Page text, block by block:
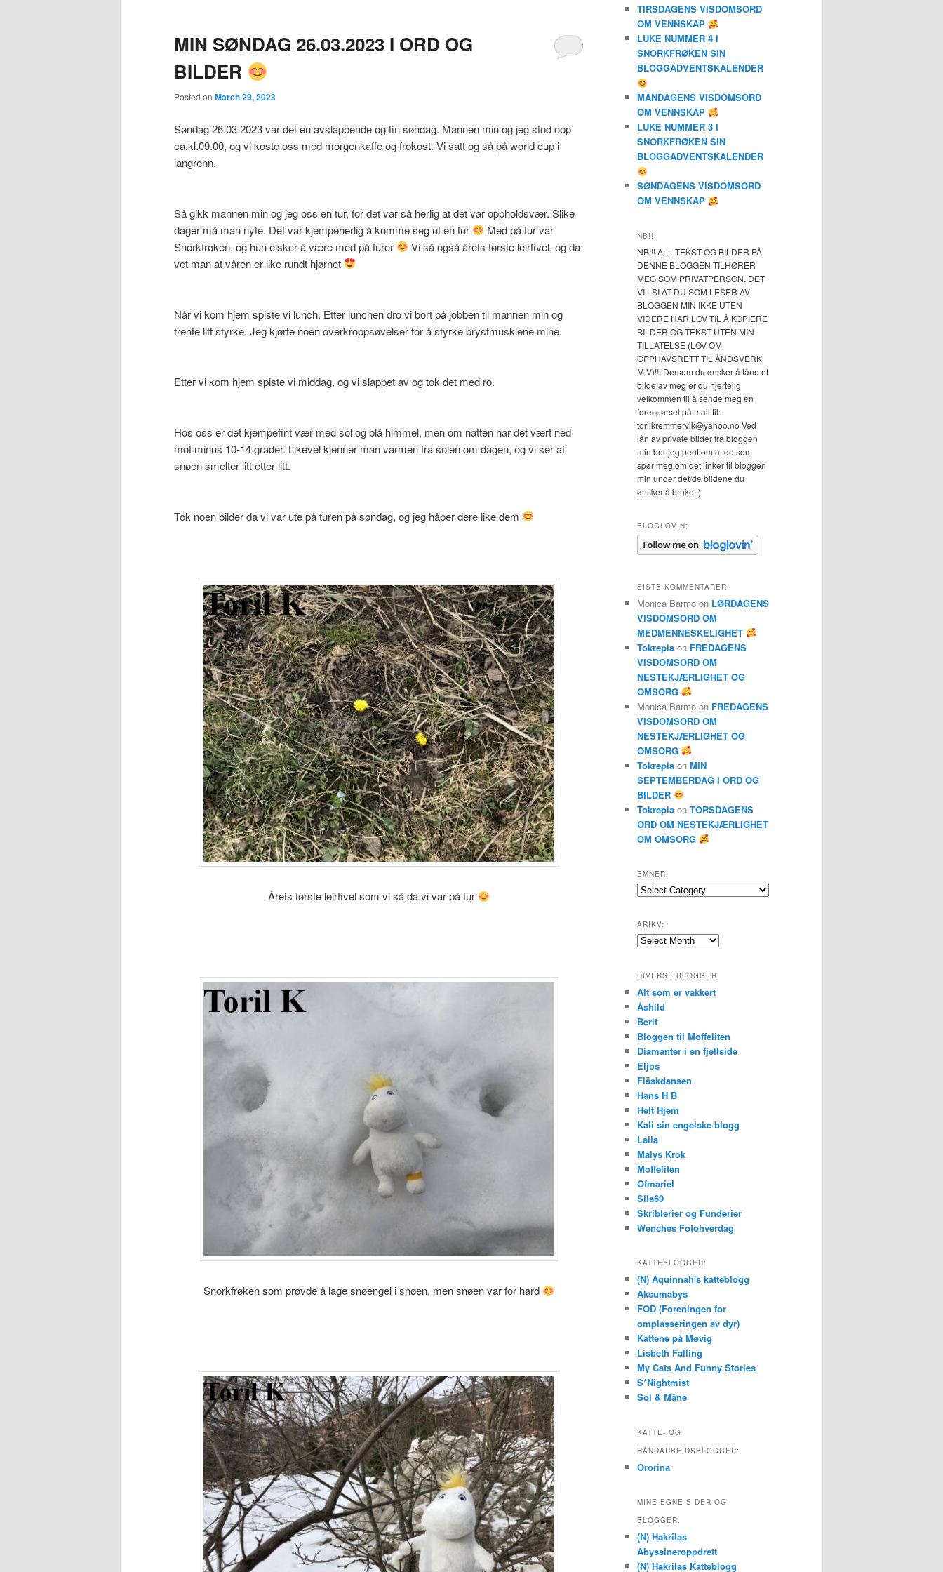
MIN SØNDAG 26.03.2023 I ORD OG
BILDER
Posted on March 29, 2023
Søndag 26.03.2023 var det en avslappende og fin søndag. Mannen min og jeg stod opp
ca.kl.09.00, og vi koste oss med morgenkaffe og frokost. Vi satt og så på world cup i
langrenn.
Så gikk mannen min og jeg oss en tur, for det var så herlig at det var oppholdsvær. Slike
dager må man nyte. Det var kjempeherlig å komme seg ut en tur
Med på tur var
Snorkfrøken, og hun elsker å være med på turer
Vi så også årets første leirfivel, og da
vet man at våren er like rundt hjørnet
Når vi kom hjem spiste vi lunch. Etter lunchen dro vi bort på jobben til mannen min og
trente litt styrke. Jeg kjørte noen overkroppsøvelser for å styrke brystmusklene mine.
Etter vi kom hjem spiste vi middag, og vi slappet av og tok det med ro.
Hos oss er det kjempefint vær med sol og blå himmel, men om natten har det vært ned
mot minus 10-14 grader. Likevel kjenner man varmen fra solen om dagen, og vi ser at
snøen smelter litt etter litt.
Tok noen bilder da vi var ute på turen på søndag, og jeg håper dere like dem
Årets første leirfivel som vi så da vi var på tur
Snorkfrøken som prøvde å lage snøengel i snøen, men snøen var for hard
TIRSDAGENS VISDOMSORD
OM VENNSKAP
LUKE NUMMER 4 I
SNORKFRØKEN SIN
BLOGGADVENTSKALENDER
MANDAGENS VISDOMSORD
OM VENNSKAP
LUKE NUMMER 3 I
SNORKFRØKEN SIN
BLOGGADVENTSKALENDER
SØNDAGENS VISDOMSORD
OM VENNSKAP
NB!!!
NB!!! ALL TEKST OG BILDER PÅ
DENNE BLOGGEN TILHØRER
MEG SOM PRIVATPERSON. DET
VIL SI AT DU SOM LESER AV
BLOGGEN MIN IKKE UTEN
VIDERE HAR LOV TIL Å KOPIERE
BILDER OG TEKST UTEN MIN
TILLATELSE (LOV OM
OPPHAVSRETT TIL ÅNDSVERK
M.V)!!! Dersom du ønsker å låne et
bilde av meg er du hjertelig
velkommen til å sende meg en
forespørsel på mail til:
torilkremmervik@yahoo.no Ved
lån av private bilder fra bloggen
min ber jeg pent om at de som
spør meg om det linker til bloggen
min under det/de bildene du
ønsker å bruke :)
BLOGLOVIN:
SISTE KOMMENTARER:
Monica Barmo on LØRDAGENS
VISDOMSORD OM
MEDMENNESKELIGHET
Tokrepia on FREDAGENS
VISDOMSORD OM
NESTEKJÆRLIGHET OG
OMSORG
Monica Barmo on FREDAGENS
VISDOMSORD OM
NESTEKJÆRLIGHET OG
OMSORG
Tokrepia on MIN
SEPTEMBERDAG I ORD OG
BILDER
Tokrepia on TORSDAGENS
ORD OM NESTEKJÆRLIGHET
OM OMSORG
EMNER:
Emner:
ARIKV:
Arikv:
DIVERSE BLOGGER:
Alt som er vakkert
Åshild
Berit
Bloggen til Moffeliten
Diamanter i en fjellside
Eljos
Fläskdansen
Hans H B
Helt Hjem
Kali sin engelske blogg
Laila
Malys Krok
Moffeliten
Ofmariel
Sila69
Skriblerier og Funderier
Wenches Fotohverdag
KATTEBLOGGER:
(N) Aquinnah's katteblogg
Aksumabys
FOD (Foreningen for
omplasseringen av dyr)
Kattene på Møvig
Lisbeth Falling
My Cats And Funny Stories
S*Nightmist
Sol & Måne
KATTE- OG
HÅNDARBEIDSBLOGGER:
Ororina
MINE EGNE SIDER OG
BLOGGER:
(N) Hakrilas
Abyssineroppdrett
(N) Hakrilas Katteblogg